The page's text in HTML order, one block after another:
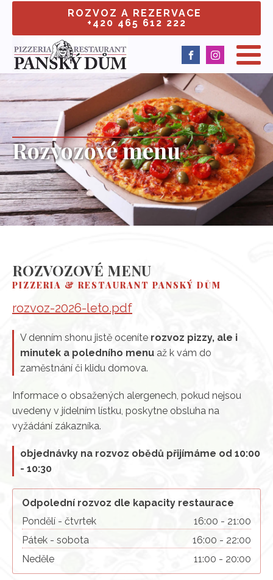
ROZVOZ A REZERVACE
+420 465 612 222
Rozvozové menu
ROZVOZOVÉ MENU
PIZZERIA & RESTAURANT PANSKÝ DŮM
rozvoz-2026-leto.pdf
V denním shonu jistě oceníte rozvoz pizzy, ale i
minutek a poledního menu až k vám do
zaměstnání či klidu domova.
Informace o obsažených alergenech, pokud nejsou
uvedeny v jídelním lístku, poskytne obsluha na
vyžádání zákazníka.
objednávky na rozvoz obědů přijímáme od 10:00
- 10:30
Odpolední rozvoz dle kapacity restaurace
Pondělí - čtvrtek
16:00 - 21:00
Pátek - sobota
16:00 - 22:00
Neděle
11:00 - 20:00